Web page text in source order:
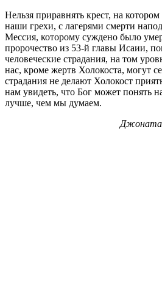
Нельзя приравнять крест, на
наши грехи, с лагерями смерти
Мессия, которому суждено было
пророчество из 53-й главы Исаии,
человеческие страдания, на том
нас, кроме жертв Холокоста, могут
страдания не делают Холокост
нам увидеть, что Бог может понять
лучше, чем мы думаем.